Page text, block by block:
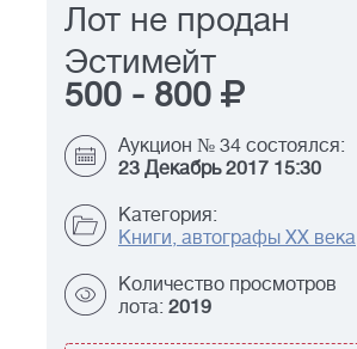
Лот не продан
Эстимейт
500 - 800
Аукцион № 34 состоялся:
23 Декабрь 2017 15:30
Категория:
Книги, автографы XX века
Количество просмотров
лота: 2019